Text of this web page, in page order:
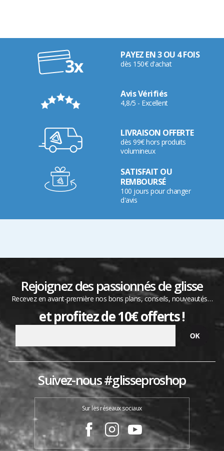
PAYEZ EN 3 OU 4 FOIS
dès 150€ d'achat
Avis Vérifiés
4,8/5 - Excellent
LIVRAISON OFFERTE
dès 99€ hors produits
volumineux
SATISFAIT OU
REMBOURSÉ
100 jours pour changer
d'avis
Rejoignez des passionnés de glisse
Recevez en avant-première nos bons plans, conseils, nouveautés…
et profitez de 10€ offerts !
Suivez-nous #glisseproshop
Sur les réseaux sociaux